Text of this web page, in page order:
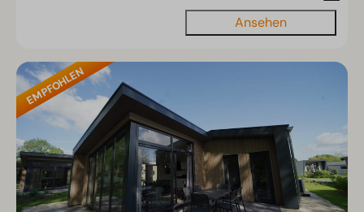
Ansehen
EMPFOHLEN